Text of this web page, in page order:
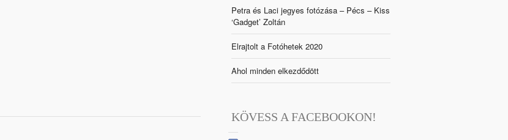
Petra és Laci jegyes fotózása – Pécs – Kiss
‘Gadget’ Zoltán
Elrajtolt a Fotóhetek 2020
Ahol minden elkezdődött
KÖVESS A FACEBOOKON!